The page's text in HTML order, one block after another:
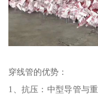
穿线管的优势：
1、抗压：中型导管与